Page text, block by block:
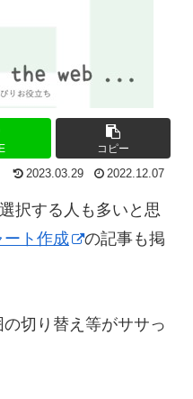
コピー
2023.03.29 2022.12.07
択する人も多いと思
ート作成
の記事も掲
切り替え等がササっ